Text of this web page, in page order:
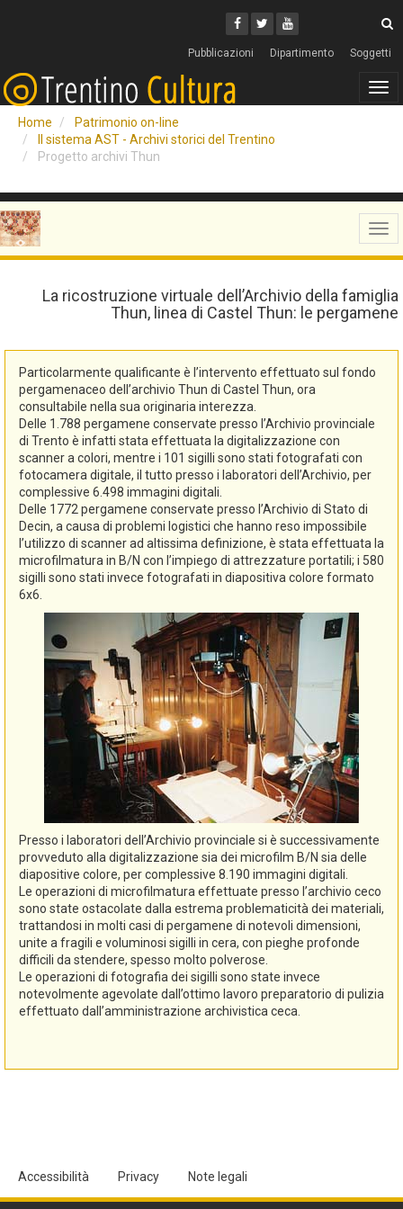
Facebook
Twitter
Youtube
Pubblicazioni Dipartimento Soggetti
Home
Patrimonio on-line
Il sistema AST - Archivi storici del Trentino
Progetto archivi Thun
La ricostruzione virtuale dell’Archivio della famiglia
Thun, linea di Castel Thun: le pergamene
Particolarmente qualificante è l’intervento effettuato sul fondo
pergamenaceo dell’archivio Thun di Castel Thun, ora
consultabile nella sua originaria interezza.
Delle 1.788 pergamene conservate presso l’Archivio provinciale
di Trento è infatti stata effettuata la digitalizzazione con
scanner a colori, mentre i 101 sigilli sono stati fotografati con
fotocamera digitale, il tutto presso i laboratori dell’Archivio, per
complessive 6.498 immagini digitali.
Delle 1772 pergamene conservate presso l’Archivio di Stato di
Decin, a causa di problemi logistici che hanno reso impossibile
l’utilizzo di scanner ad altissima definizione, è stata effettuata la
microfilmatura in B/N con l’impiego di attrezzature portatili; i 580
sigilli sono stati invece fotografati in diapositiva colore formato
6x6.
Presso i laboratori dell’Archivio provinciale si è successivamente
provveduto alla digitalizzazione sia dei microfilm B/N sia delle
diapositive colore, per complessive 8.190 immagini digitali.
Le operazioni di microfilmatura effettuate presso l’archivio ceco
sono state ostacolate dalla estrema problematicità dei materiali,
trattandosi in molti casi di pergamene di notevoli dimensioni,
unite a fragili e voluminosi sigilli in cera, con pieghe profonde
difficili da stendere, spesso molto polverose.
Le operazioni di fotografia dei sigilli sono state invece
notevolmente agevolate dall’ottimo lavoro preparatorio di pulizia
effettuato dall’amministrazione archivistica ceca.
Accessibilità Privacy Note legali